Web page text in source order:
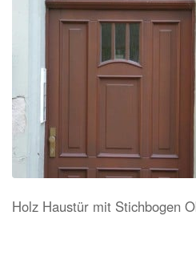
Holz Haustür mit Stichbogen